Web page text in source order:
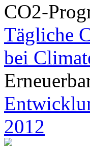
CO2-
Tägliche
bei
2012